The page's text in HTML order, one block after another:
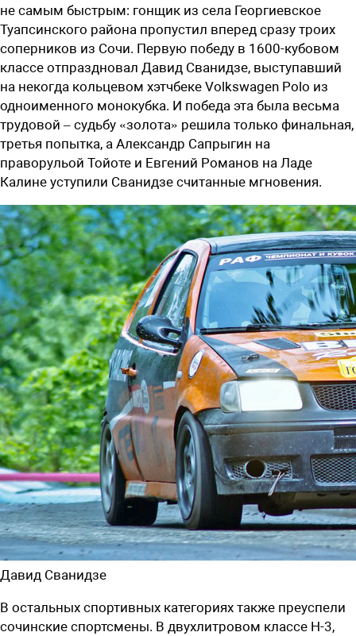
не самым быстрым: гонщик из села Георгиевское
Туапсинского района пропустил вперед сразу троих
соперников из Сочи. Первую победу в 1600-кубовом
классе отпраздновал Давид Сванидзе, выступавший
на некогда кольцевом хэтчбеке Volkswagen Polo из
одноименного монокубка. И победа эта была весьма
трудовой – судьбу «золота» решила только финальная,
третья попытка, а Александр Сапрыгин на
праворульой Тойоте и Евгений Романов на Ладе
Калине уступили Сванидзе считанные мгновения.
Давид Сванидзе
В остальных спортивных категориях также преуспели
сочинские спортсмены. В двухлитровом классе Н-3,